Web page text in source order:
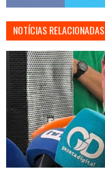
NOTÍCIAS RELACIONADAS